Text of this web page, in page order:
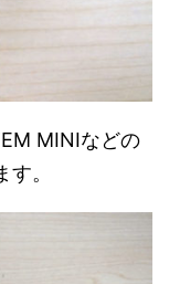
MINIなどの
。